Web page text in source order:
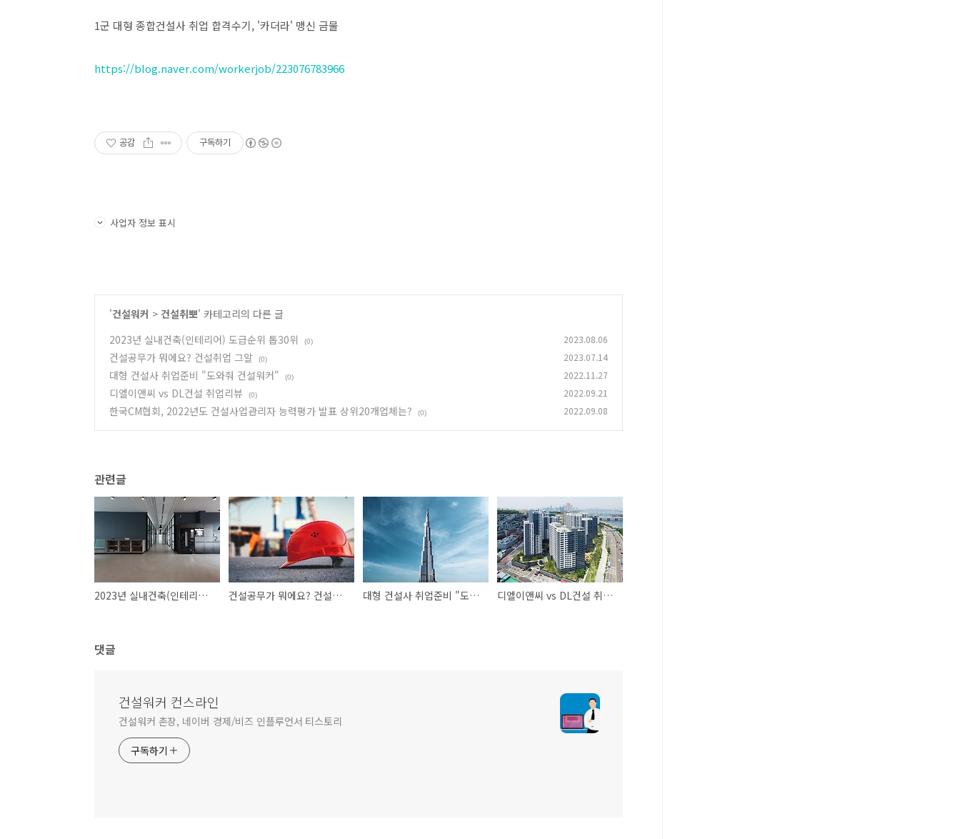
​1군 대형 종합건설사 취업 합격수기, '카더라' 맹신 금물
https://blog.naver.com/workerjob/223076783966
공감 구독하기
사업자 정보 표시
'건설워커 > 건설취뽀' 카테고리의 다른 글
2023년 실내건축(인테리어) 도급순위 톱30위
(0) 2023.08.06
건설공무가 뭐에요? 건설취업 그알 (0) 2023.07.14
대형 건설사 취업준비 "도와줘 건설워커" (0) 2022.11.27
디엘이앤씨 vs DL건설 취업리뷰 (0) 2022.09.21
한국CM협회, 2022년도 건설사업관리자 능력평가 발표 상위20개업체는? (0) 2022.09.08
관련글
2023년 실내건축(인테리어) 도급순위 톱30위 건설공무가 뭐에요? 건설취업 그알 대형 건설사 취업준비 "도와줘 건설워커" 디엘이앤씨 vs DL건설 취업리뷰
댓글
건설워커 컨스라인
건설워커 촌장, 네이버 경제/비즈 인플루언서 티스토리
구독하기